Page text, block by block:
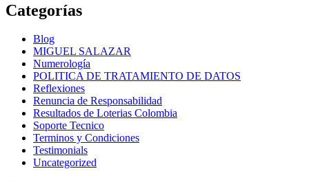
Categorías
Blog
MIGUEL SALAZAR
Numerología
POLITICA DE TRATAMIENTO DE DATOS
Reflexiones
Renuncia de Responsabilidad
Resultados de Loterias Colombia
Soporte Tecnico
Terminos y Condiciones
Testimonials
Uncategorized